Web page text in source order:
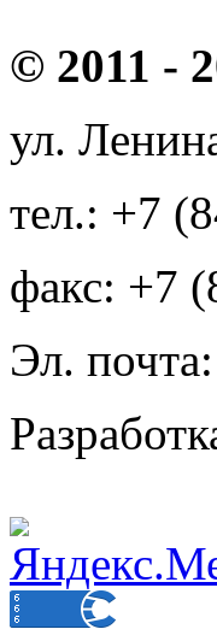
© 2011 -
ул.
тел.: +7
факс: +7
Эл. почта: